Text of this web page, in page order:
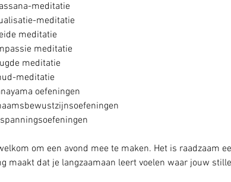
meditatie
meditatie
meditatie
meditatie
meditatie
meditatie
oefeningen
om een avond mee te maken. Het is raadzaam
maakt dat je langzaamaan leert voelen waar jouw